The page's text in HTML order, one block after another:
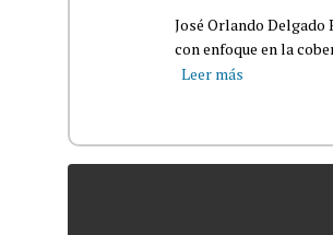
José Orlando Delgado
con enfoque en la
Leer más